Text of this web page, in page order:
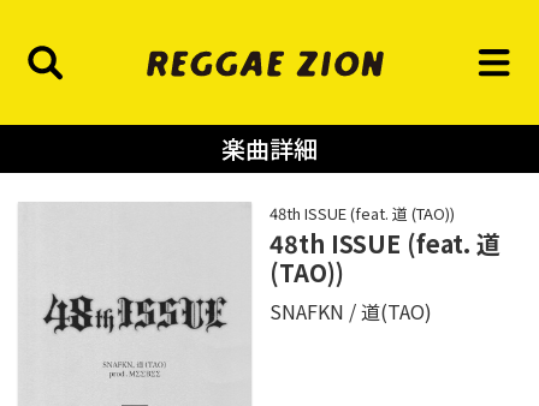
楽曲詳細
48th ISSUE (feat. 道 (TAO))
48th ISSUE (feat. 道
(TAO))
SNAFKN 道(TAO)